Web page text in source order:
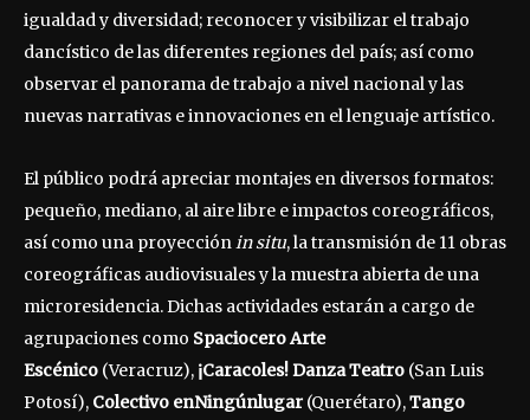
igualdad y diversidad; reconocer y visibilizar el trabajo
dancístico de las diferentes regiones del país; así como
observar el panorama de trabajo a nivel nacional y las
nuevas narrativas e innovaciones en el lenguaje artístico.
El público podrá apreciar montajes en diversos formatos:
pequeño, mediano, al aire libre e impactos coreográficos,
así como una proyecciónin situ, la transmisión de 11 obras
coreográficas audiovisuales y la muestra abierta de una
microresidencia. Dichas actividades estarán a cargo de
agrupaciones como Spaciocero Arte
Escénico (Veracruz), ¡Caracoles! Danza Teatro (San Luis
Potosí), Colectivo enNingúnlugar (Querétaro),Tango